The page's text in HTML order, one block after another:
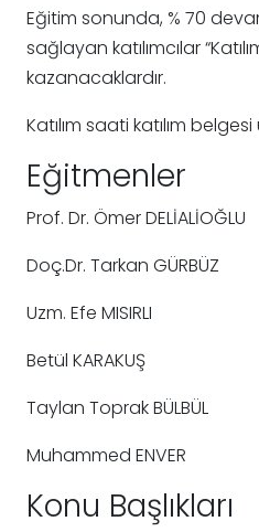
Eğitim sonunda, % 70
sağlayan katılımcılar
kazanacaklardır.
Katılım saati katılım
Eğitmenler
Prof. Dr. Ömer DELİALİOĞLU
Doç.Dr. Tarkan GÜRBÜZ
Uzm. Efe MISIRLI
Betül KARAKUŞ
Taylan Toprak BÜLBÜL
Muhammed ENVER
Konu Başlıkları